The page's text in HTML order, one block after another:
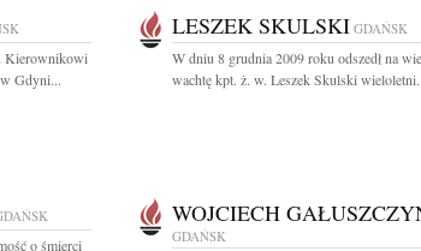
Kierownikowi
Gdyni...
LESZEK SKULSKI GDAŃSK
W dniu 8 grudnia 2009 roku odszedł na
wachtę kpt. ż. w. Leszek Skulski
o śmierci
WOJCIECH
GDAŃSK